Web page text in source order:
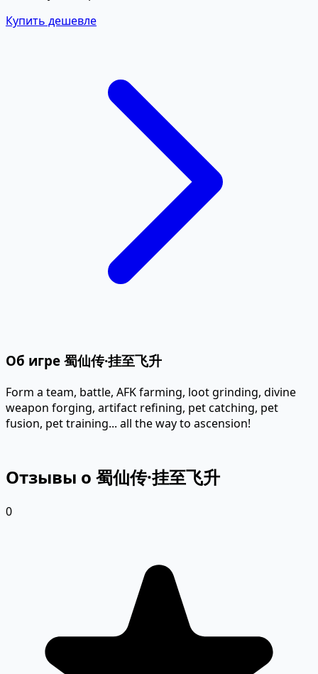
Купить дешевле
Об игре 蜀仙传·挂至飞升
Form a team, battle, AFK farming, loot grinding, divine
weapon forging, artifact refining, pet catching, pet
fusion, pet training... all the way to ascension!
Отзывы о 蜀仙传·挂至飞升
0